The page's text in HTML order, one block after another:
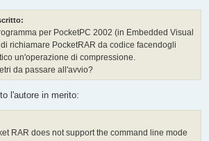
per PocketPC 2002 (in Embedded Visual
richiamare PocketRAR da codice facendogli
un'operazione di compressione.
da passare all'avvio?
l'autore in merito:
RAR does not support the command line mode